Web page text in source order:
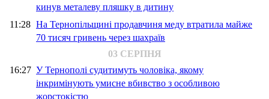
кинув металеву пляшку в дитину
11:28 На Тернопільщині продавчиня меду втратила майже
70 тисяч гривень через шахраїв
03 СЕРПНЯ
16:27 У Тернополі судитимуть чоловіка, якому
інкримінують умисне вбивство з особливою
жорстокістю